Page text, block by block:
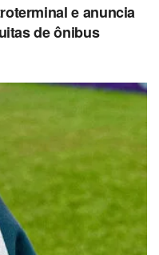
e anuncia
de ônibus